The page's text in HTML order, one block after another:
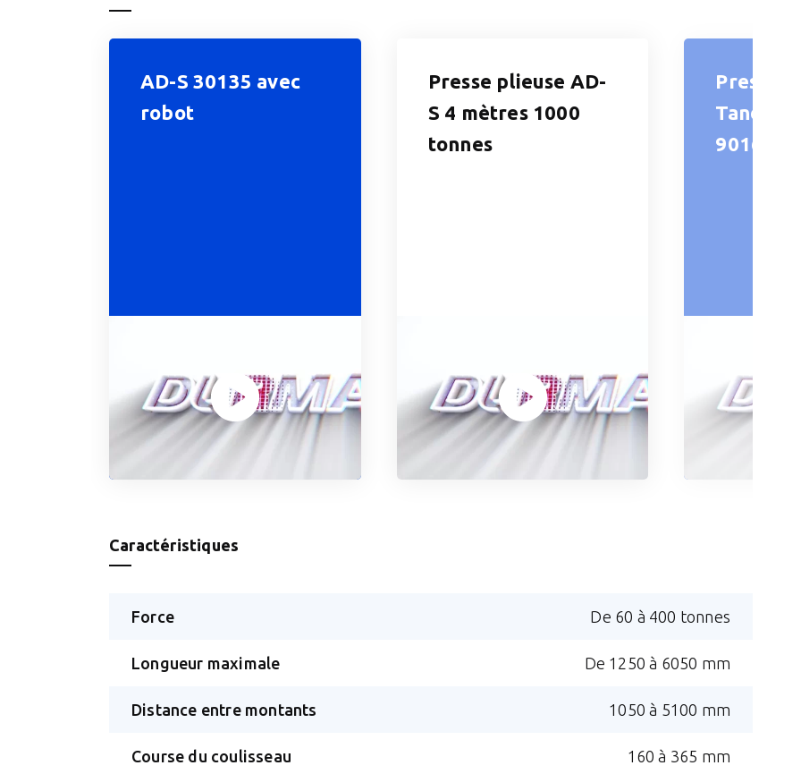
AD-S 30135 avec
robot
Presse plieuse AD-
S 4 mètres 1000
tonnes
Presse
Tandem
901600
Caractéristiques
Force De 60 à 400 tonnes
Longueur maximale De 1250 à 6050 mm
Distance entre montants 1050 à 5100 mm
Course du coulisseau 160 à 365 mm